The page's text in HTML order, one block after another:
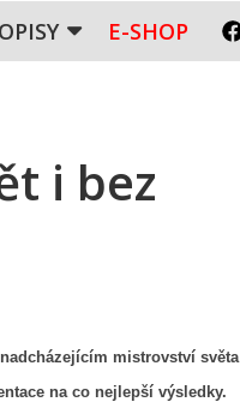
E-SHOP
i bez
mistrovství světa
na co nejlepší výsledky.